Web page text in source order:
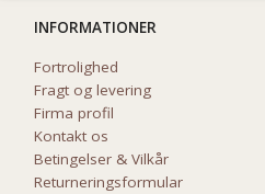
INFORMATIONER
Fortrolighed
Fragt og levering
Firma profil
Kontakt os
Betingelser & Vilkår
Returneringsformular